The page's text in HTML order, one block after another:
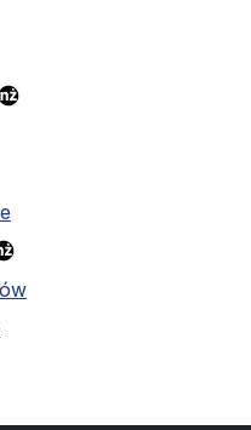
(przystanek końcowy)